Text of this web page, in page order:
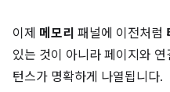
이제 메모리 패널에 이전처럼
있는 것이 아니라 페이지와
턴스가 명확하게 나열됩니다.